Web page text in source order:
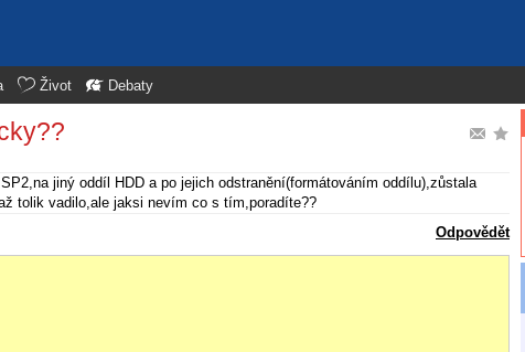
Život Debaty
jiný oddíl HDD a po jejich odstranění(formátováním oddílu),zůstala
tolik vadilo,ale jaksi nevím co s tím,poradíte??
Odpovědět